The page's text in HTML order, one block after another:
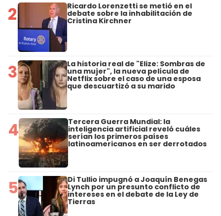
2 Ricardo Lorenzetti se metió en el
debate sobre la inhabilitación de
Cristina Kirchner
3 La historia real de "Elize: Sombras de
una mujer", la nueva película de
Netflix sobre el caso de una esposa
que descuartizó a su marido
4 Tercera Guerra Mundial: la
inteligencia artificial reveló cuáles
serían los primeros países
latinoamericanos en ser derrotados
5 Di Tullio impugnó a Joaquín Benegas
Lynch por un presunto conflicto de
intereses en el debate de la Ley de
Tierras